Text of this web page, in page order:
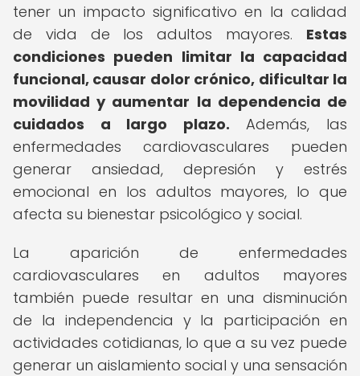
tener un impacto significativo en la calidad
de vida de los adultos mayores. Estas
condiciones pueden limitar la capacidad
funcional, causar dolor crónico, dificultar la
movilidad y aumentar la dependencia de
cuidados a largo plazo. Además, las
enfermedades cardiovasculares pueden
generar ansiedad, depresión y estrés
emocional en los adultos mayores, lo que
afecta su bienestar psicológico y social.
La aparición de enfermedades
cardiovasculares en adultos mayores
también puede resultar en una disminución
de la independencia y la participación en
actividades cotidianas, lo que a su vez puede
generar un aislamiento social y una sensación